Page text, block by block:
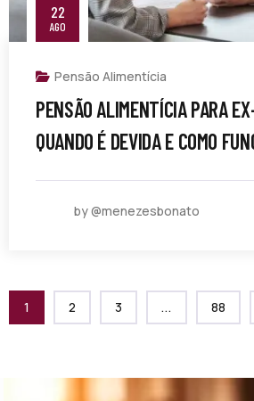
22
AGO
Pensão Alimentícia
PENSÃO ALIMENTÍCIA PARA
QUANDO É DEVIDA E COMO
by @menezesbonato
1 2 3 ... 88